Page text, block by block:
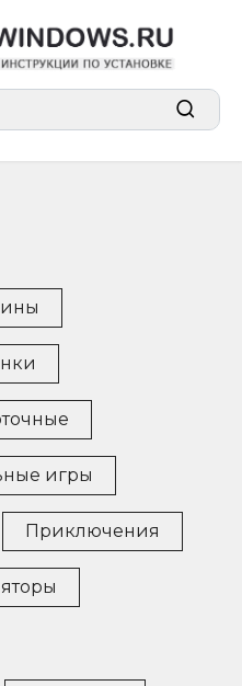
игры
Приключения